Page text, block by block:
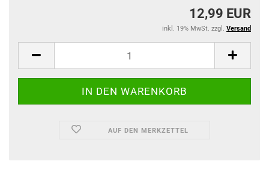
12,99 EUR
inkl. 19% MwSt. zzgl. Versand
AUF DEN MERKZETTEL